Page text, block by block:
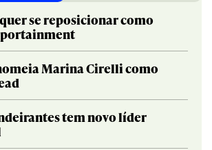
se reposicionar como
Marina Cirelli como
tem novo líder